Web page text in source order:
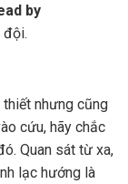
by
đội.
nhưng cũng
cứu, hãy chắc
Quan sát từ xa,
lạc hướng là